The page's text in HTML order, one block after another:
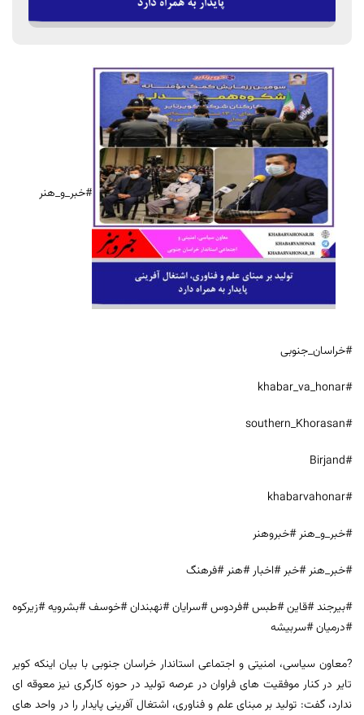
#خبر_و_هنر
#خراسان_جنوبی
#khabar_va_honar
#southern_Khorasan
#Birjand
#khabarvahonar
#خبر_و_هنر #خبروهنر
#خبر_هنر #خبر #اخبار #هنر #فرهنگ
#بیرجند #قاین #طبس #فردوس #سرایان #نهبندان #خوسف #بشرویه #زیرکوه
#درمیان #سربیشه
?معاون سیاسی، امنیتی و اجتماعی استاندار خراسان جنوبی با بیان اینکه کویر
تایر در کنار موفقیت های فراوان در عرصه تولید در حوزه کارگری نیز معوقه ای
ندارد، گفت: تولید بر مبنای علم و فناوری، اشتغال آفرینی پایدار را در واحد های